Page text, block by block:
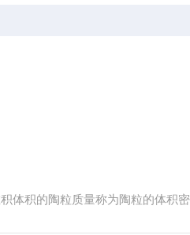
体积的陶粒质量称为陶粒的体积密